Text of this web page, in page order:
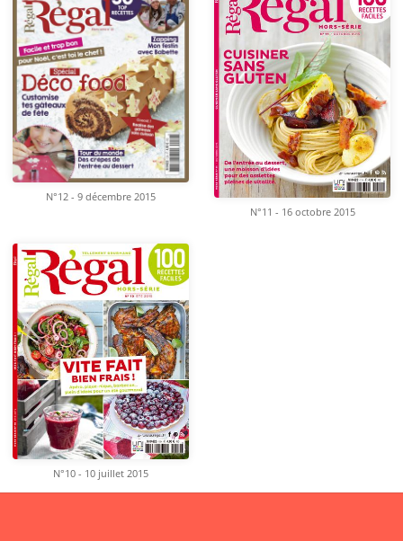
N°12 - 9 décembre 2015
N°11 - 16 octobre 2015
N°10 - 10 juillet 2015